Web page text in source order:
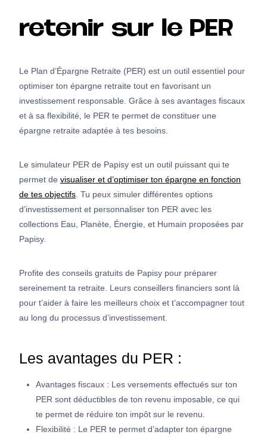
retenir sur le PER
Le Plan d’Épargne Retraite (PER) est un outil essentiel pour
optimiser ton épargne retraite tout en favorisant un
investissement responsable. Grâce à ses avantages fiscaux
et à sa flexibilité, le PER te permet de constituer une
épargne retraite adaptée à tes besoins.
Le simulateur PER de Papisy est un outil puissant qui te
permet de visualiser et d’optimiser ton épargne en fonction
de tes objectifs . Tu peux simuler différentes options
d’investissement et personnaliser ton PER avec les
collections Eau, Planète, Énergie, et Humain proposées par
Papisy.
Profite des conseils gratuits de Papisy pour préparer
sereinement ta retraite. Leurs conseillers financiers sont là
pour t’aider à faire les meilleurs choix et t’accompagner tout
au long du processus d’investissement.
Les avantages du PER :
Avantages fiscaux : Les versements effectués sur ton
PER sont déductibles de ton revenu imposable, ce qui
te permet de réduire ton impôt sur le revenu.
Flexibilité : Le PER te permet d’adapter ton épargne